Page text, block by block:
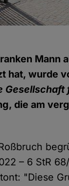
Mann
hat, wurde
Gesellschaft
die am
– 6 StR
"Diese